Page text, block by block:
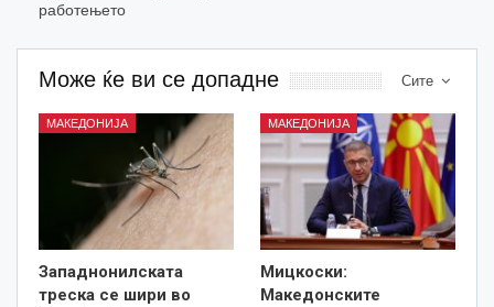
работењето
Сите
Може ќе ви се допадне
МАКЕДОНИЈА
Западнонилската
треска се шири во
МАКЕДОНИЈА
Мицкоски:
Македонските